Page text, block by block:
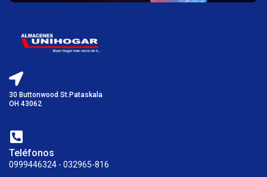
30 Buttonwood St.Pataskala
OH 43062
Teléfonos
0999446324 - 032965-816